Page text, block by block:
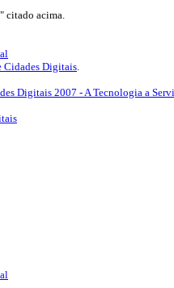
citado acima.
Cidades Digitais.
Digitais 2007 - A Tecnologia a